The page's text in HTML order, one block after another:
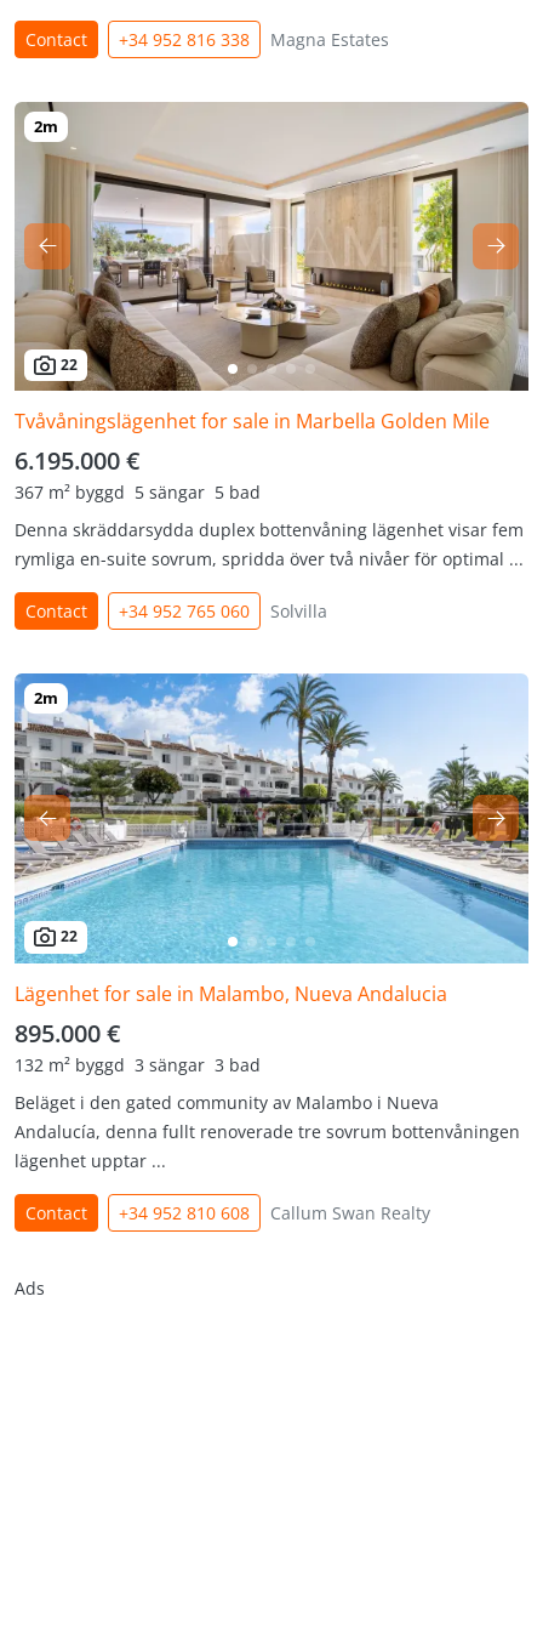
Contact +34 952 816 338 Magna Estates
22
Tvåvåningslägenhet for sale in Marbella Golden Mile
6.195.000 €
367 m² byggd 5 sängar 5 bad
Denna skräddarsydda duplex bottenvåning lägenhet visar fem
rymliga en-suite sovrum, spridda över två nivåer för optimal ...
Contact +34 952 765 060 Solvilla
22
Lägenhet for sale in Malambo, Nueva Andalucia
895.000 €
132 m² byggd 3 sängar 3 bad
Beläget i den gated community av Malambo i Nueva
Andalucía, denna fullt renoverade tre sovrum bottenvåningen
lägenhet upptar ...
Contact +34 952 810 608 Callum Swan Realty
Ads